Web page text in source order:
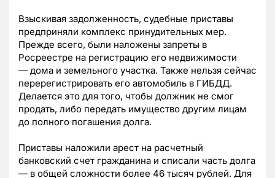
Взыскивая задолженность, судебные приставы
предприняли комплекс принудительных мер.
Прежде всего, были наложены запреты в
Росреестре на регистрацию его недвижимости
— дома и земельного участка. Также нельзя сейчас
перерегистрировать его автомобиль в ГИБДД.
Делается это для того, чтобы должник не смог
продать, либо передать имущество другим лицам
до полного погашения долга.
Приставы наложили арест на расчетный
банковский счет гражданина и списали часть долга
— в общей сложности более 46 тысяч рублей. Для